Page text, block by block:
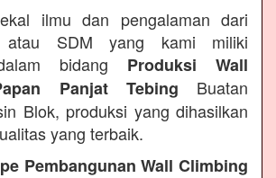
ilmu dan pengalaman dari
SDM yang kami miliki
bidang Produksi Wall
Panjat Tebing Buatan
Blok, produksi yang dihasilkan
yang terbaik.
Pembangunan Wall Climbing